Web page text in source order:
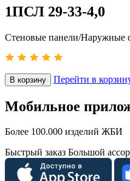
1ПСЛ 29-33-4,0
Стеновые панели/Наружные
В корзину Перейти в
Мобильное
Более 100.000 изделий ЖБИ
Быстрый заказ Большой